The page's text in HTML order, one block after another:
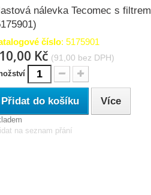
nálevka Tecomec s filtrem
číslo: 5175901
Kč (91,00 bez DPH)
Přidat do košíku Více
na seznam přání